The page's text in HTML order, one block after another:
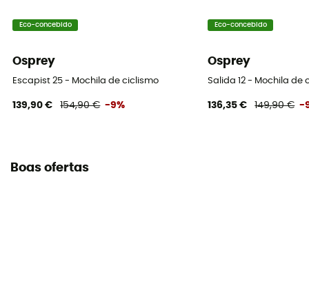
Eco-concebido
Osprey
Escapist 25 - Mochila de ciclismo
139,90 € 154,90 € -9%
Eco-concebido
Osprey
Salida 12 - Mochila de
136,35 € 149,90 € -
Boas ofertas